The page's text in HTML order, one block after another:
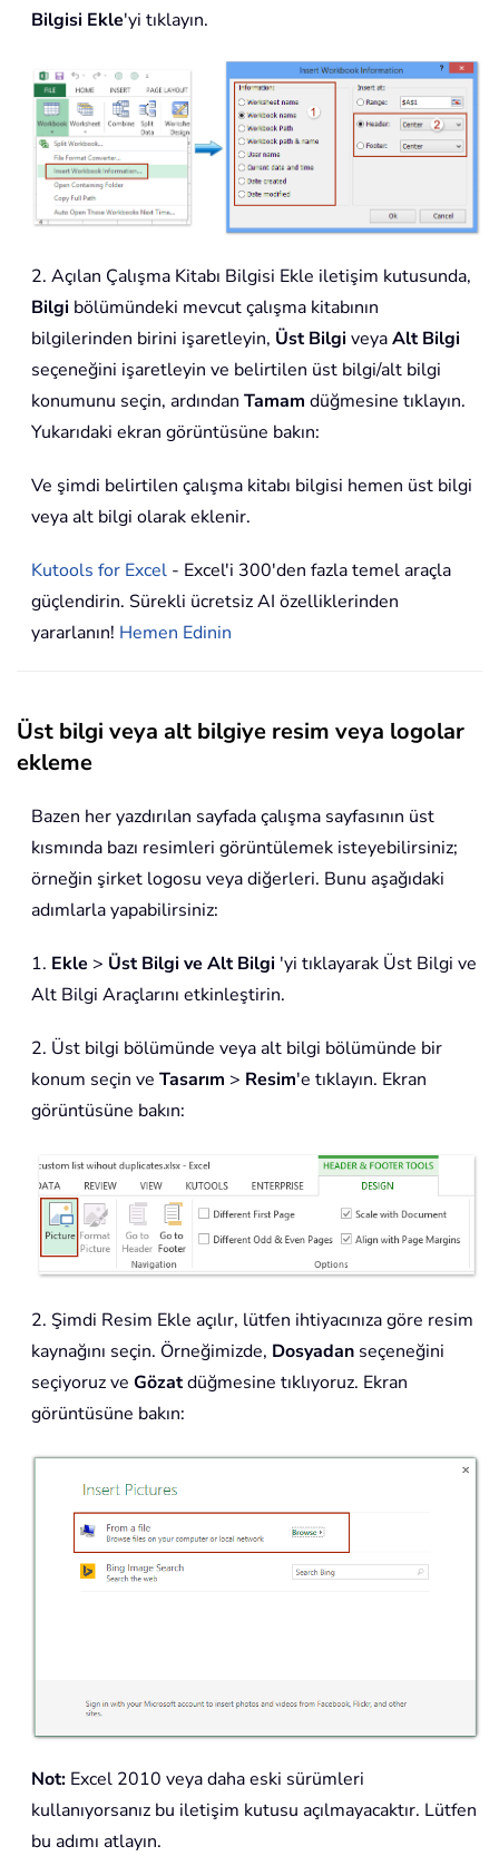
Bilgisi Ekle'yi tıklayın.
2. Açılan Çalışma Kitabı Bilgisi Ekle iletişim kutusunda,
Bilgi bölümündeki mevcut çalışma kitabının
bilgilerinden birini işaretleyin, Üst Bilgi veyaAlt Bilgi
seçeneğini işaretleyin ve belirtilen üst bilgi/alt bilgi
konumunu seçin, ardından Tamam düğmesine tıklayın.
Yukarıdaki ekran görüntüsüne bakın:
Ve şimdi belirtilen çalışma kitabı bilgisi hemen üst bilgi
veya alt bilgi olarak eklenir.
Kutools for Excel - Excel'i 300'den fazla temel araçla
güçlendirin. Sürekli ücretsiz AI özelliklerinden
yararlanın! Hemen Edinin
Üst bilgi veya alt bilgiye resim veya logolar
ekleme
Bazen her yazdırılan sayfada çalışma sayfasının üst
kısmında bazı resimleri görüntülemek isteyebilirsiniz;
örneğin şirket logosu veya diğerleri. Bunu aşağıdaki
adımlarla yapabilirsiniz:
1. Ekle > Üst Bilgi ve Alt Bilgi 'yi tıklayarak Üst Bilgi ve
Alt Bilgi Araçlarını etkinleştirin.
2. Üst bilgi bölümünde veya alt bilgi bölümünde bir
konum seçin ve Tasarım > Resim'e tıklayın. Ekran
görüntüsüne bakın:
2. Şimdi Resim Ekle açılır, lütfen ihtiyacınıza göre resim
kaynağını seçin. Örneğimizde, Dosyadan seçeneğini
seçiyoruz ve Gözatdüğmesine tıklıyoruz. Ekran
görüntüsüne bakın:
Not: Excel 2010 veya daha eski sürümleri
kullanıyorsanız bu iletişim kutusu açılmayacaktır. Lütfen
bu adımı atlayın.